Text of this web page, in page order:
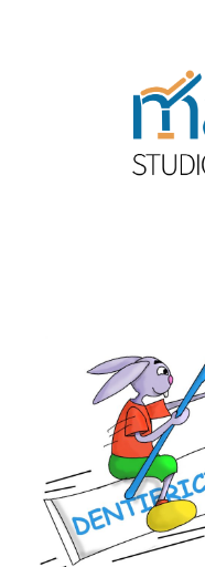
PRESTAZIONI
PUBBLICAZIONI
ORARI